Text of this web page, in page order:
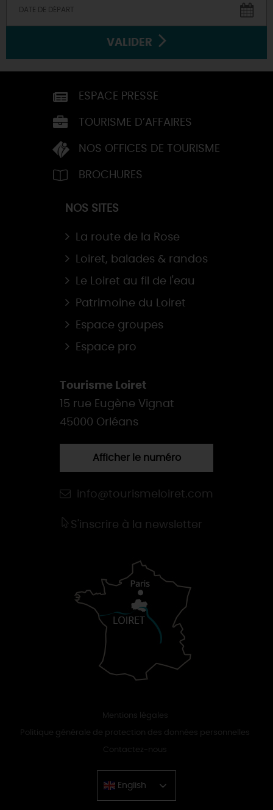
VALIDER
ESPACE PRESSE
TOURISME D’AFFAIRES
NOS OFFICES DE TOURISME
BROCHURES
NOS SITES
La route de la Rose
Loiret, balades & randos
Le Loiret au fil de l'eau
Patrimoine du Loiret
Espace groupes
Espace pro
Tourisme Loiret
15 rue Eugène Vignat
45000 Orléans
Afficher le numéro
info@tourismeloiret.com
S'inscrire à la newsletter
Mentions légales
Politique générale de protection des données personnelles
Contactez-nous
English
Chinese